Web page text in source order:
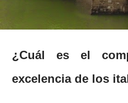
¿Cuál es el
excelencia de los